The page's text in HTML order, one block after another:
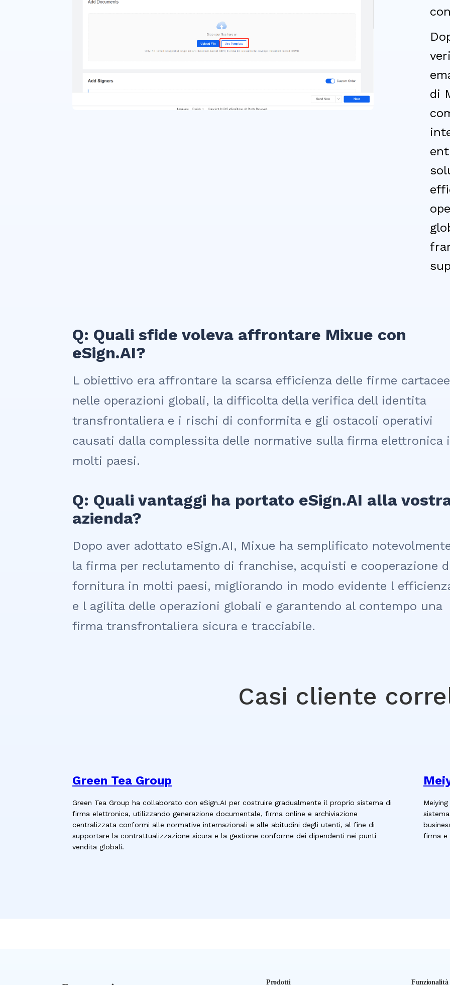
di
Q: Quali sfide voleva affrontare Mixue con
eSign.AI?
L obiettivo era affrontare la scarsa efficienza delle firme cartacee
nelle operazioni globali, la difficolta della verifica dell identita
transfrontaliera e i rischi di conformita e gli ostacoli operativi
causati dalla complessita delle normative sulla firma elettronica
molti paesi.
Q: Quali vantaggi ha portato eSign.AI alla
azienda?
Dopo aver adottato eSign.AI, Mixue ha semplificato
la firma per reclutamento di franchise, acquisti e cooperazione
fornitura in molti paesi, migliorando in modo evidente l
e l agilita delle operazioni globali e garantendo al contempo una
firma transfrontaliera sicura e tracciabile.
Casi cliente
Green Tea Group
Green Tea Group ha collaborato con eSign.AI per costruire gradualmente il proprio sistema di
firma elettronica, utilizzando generazione documentale, firma online e archiviazione
centralizzata conformi alle normative internazionali e alle abitudini degli utenti, al fine di
supportare la contrattualizzazione sicura e la gestione conforme dei dipendenti nei punti
vendita globali.
firma e
Prodotti